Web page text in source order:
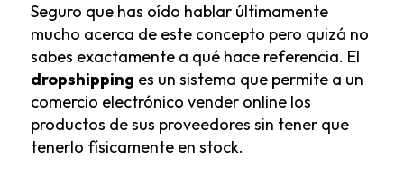
Seguro que has oído hablar últimamente
mucho acerca de este concepto pero quizá no
sabes exactamente a qué hace referencia. El
dropshipping es un sistema que permite a un
comercio electrónico vender online los
productos de sus proveedores sin tener que
tenerlo físicamente en stock.